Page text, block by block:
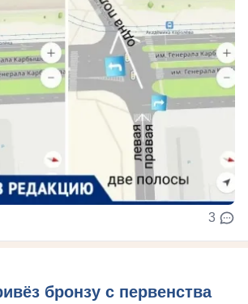
3
бронзу с первенства